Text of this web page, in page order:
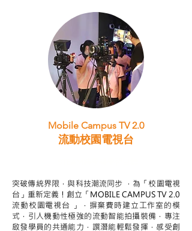
Mobile Campus TV 2.0
流動校園電視台
突破傳統界限，與科技潮流同步 ，為「校園電視
台」重新定義！創立「MOBILE CAMPUS TV 2.0
流動校園電視台 」，摒棄費時建立工作室的模
式，引人機動性極強的流動智能拍攝裝備，專注
啟發學員的共通能力，譔潛能輕鬆發揮，感受創